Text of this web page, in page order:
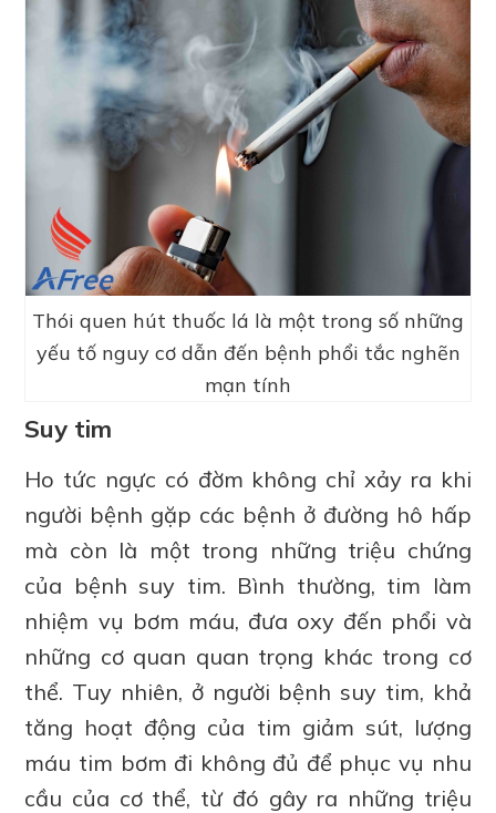
Thói quen hút thuốc lá là một trong số những
yếu tố nguy cơ dẫn đến bệnh phổi tắc nghẽn
mạn tính
Suy tim
Ho tức ngực có đờm không chỉ xảy ra khi
người bệnh gặp các bệnh ở đường hô hấp
mà còn là một trong những triệu chứng
của bệnh suy tim. Bình thường, tim làm
nhiệm vụ bơm máu, đưa oxy đến phổi và
những cơ quan quan trọng khác trong cơ
thể. Tuy nhiên, ở người bệnh suy tim, khả
tăng hoạt động của tim giảm sút, lượng
máu tim bơm đi không đủ để phục vụ nhu
cầu của cơ thể, từ đó gây ra những triệu